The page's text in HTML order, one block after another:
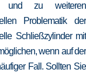
und zu weiteren
Problematik der
Schließzylinder mit
wenn auf der
Fall. Sollten Sie